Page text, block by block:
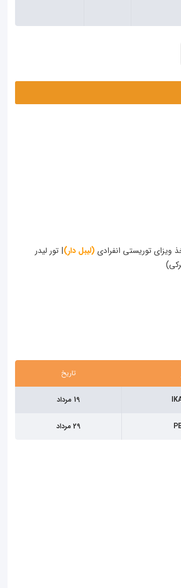
توریستی انفرادی (لیبل دار)| تور لیدر
تاریخ
19 مرداد
29 مرداد